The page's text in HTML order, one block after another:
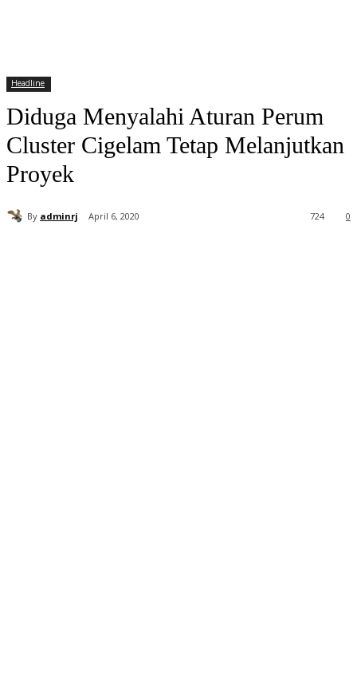
Headline
Diduga Menyalahi Aturan Perum
Cluster Cigelam Tetap Melanjutkan
Proyek
By adminrj April 6, 2020 0
724